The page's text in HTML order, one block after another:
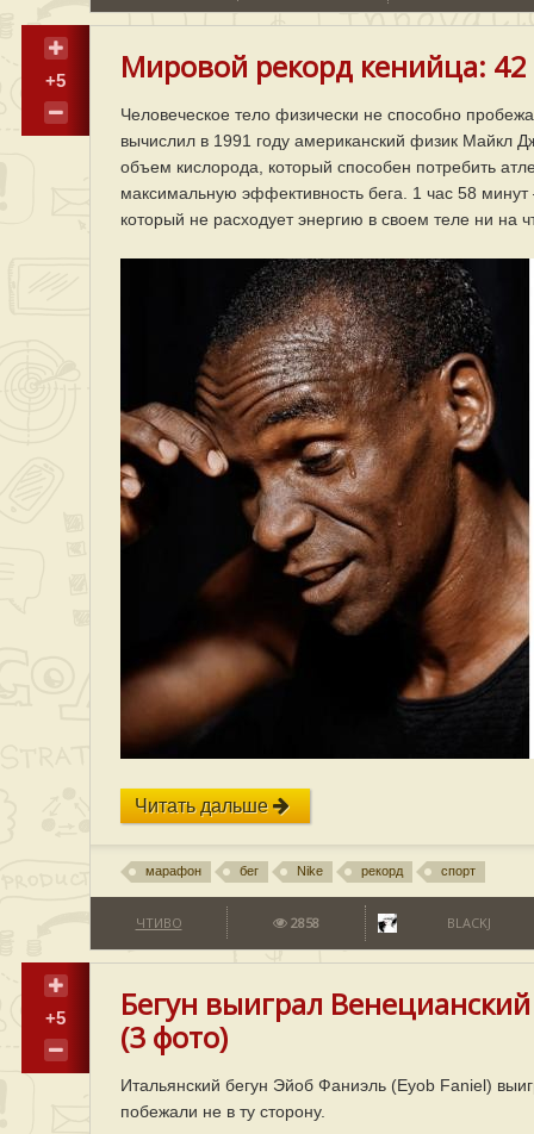
+5 Мировой рекорд кенийца: 42
Человеческое тело физически не способно
вычислил в 1991 году американский физик Майкл
объем кислорода, который способен потребить
максимальную эффективность бега. 1 час 58
который не расходует энергию в своем теле ни на
Читать дальше
марафон бег Nike рекорд спорт
ЧТИВО 2858 BLACKJ
+5
Бегун выиграл
(3 фото)
Итальянский бегун Эйоб Фаниэль (Eyob Faniel)
побежали не в ту сторону.